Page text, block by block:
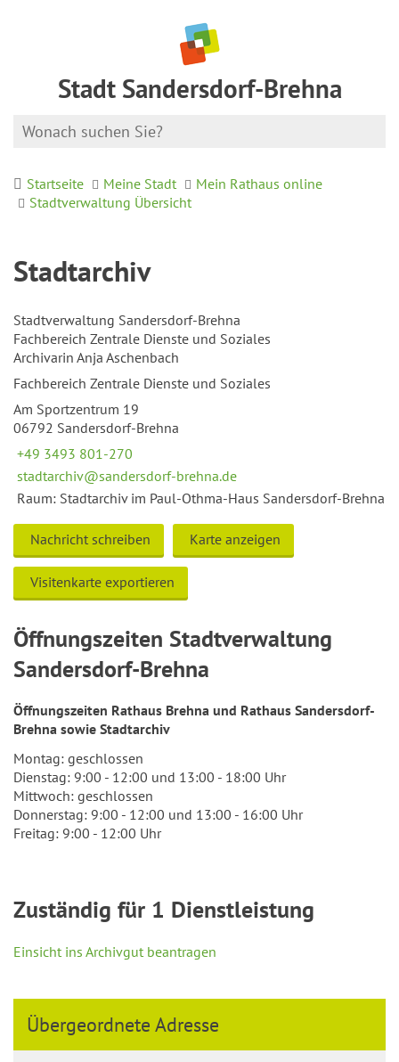
Stadt Sandersdorf-Brehna
Startseite Meine Stadt
Mein Rathaus online
Stadtverwaltung Übersicht
Stadtarchiv
Stadtverwaltung Sandersdorf-Brehna
Fachbereich Zentrale Dienste und Soziales
Archivarin Anja Aschenbach
Fachbereich Zentrale Dienste und Soziales
Am Sportzentrum 19
06792 Sandersdorf-Brehna
+49 3493 801-270
stadtarchiv@sandersdorf-brehna.de
Raum: Stadtarchiv im Paul-Othma-Haus Sandersdorf-Brehna
Nachricht schreiben Karte anzeigen
Visitenkarte exportieren
Öffnungszeiten Stadtverwaltung
Sandersdorf-Brehna
Öffnungszeiten Rathaus Brehna und Rathaus Sandersdorf-
Brehna sowie Stadtarchiv
Montag: geschlossen
Dienstag: 9:00 - 12:00 und 13:00 - 18:00 Uhr
Mittwoch: geschlossen
Donnerstag: 9:00 - 12:00 und 13:00 - 16:00 Uhr
Freitag: 9:00 - 12:00 Uhr
Zuständig für 1 Dienstleistung
Einsicht ins Archivgut beantragen
Übergeordnete Adresse